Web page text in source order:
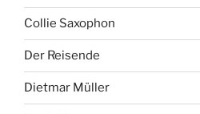
Collie Saxophon
Der Reisende
Dietmar Müller